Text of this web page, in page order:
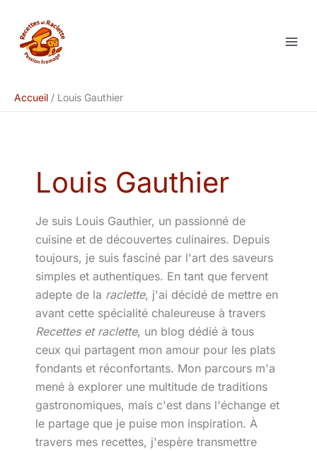
contenu
Accueil Louis Gauthier
Louis Gauthier
Je suis Louis Gauthier, un passionné de
cuisine et de découvertes culinaires. Depuis
toujours, je suis fasciné par l'art des saveurs
simples et authentiques. En tant que fervent
adepte de la raclette, j'ai décidé de mettre en
avant cette spécialité chaleureuse à travers
Recettes et raclette, un blog dédié à tous
ceux qui partagent mon amour pour les plats
fondants et réconfortants. Mon parcours m'a
mené à explorer une multitude de traditions
gastronomiques, mais c'est dans l'échange et
le partage que je puise mon inspiration. À
travers mes recettes, j'espère transmettre